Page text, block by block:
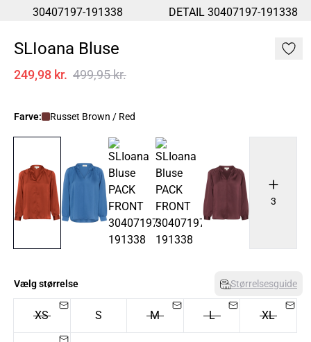
SLIoana Bluse
249,98 kr. 499,95 kr.
Farve: Russet Brown / Red
3
Vælg størrelse Størrelsesguide
XS S M L XL